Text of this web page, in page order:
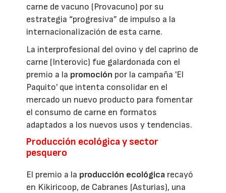
carne de vacuno (Provacuno) por su
estrategia “progresiva” de impulso a la
internacionalización de esta carne.
La interprofesional del ovino y del caprino de
carne (Interovic) fue galardonada con el
premio a la promoción por la campaña 'El
Paquito' que intenta consolidar en el
mercado un nuevo producto para fomentar
el consumo de carne en formatos
adaptados a los nuevos usos y tendencias.
Producción ecológica y sector
pesquero
El premio a la producción ecológica recayó
en Kikiricoop, de Cabranes (Asturias), una